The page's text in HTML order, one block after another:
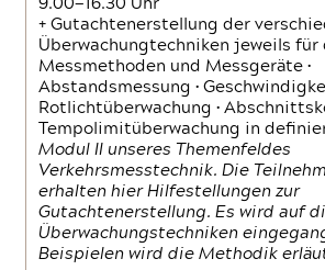
9.00—16.30 Uhr
+ Gutachtenerstellung der
Überwachungtechniken jeweils für
Messmethoden und Messgeräte •
Abstandsmessung •
Rotlichtüberwachung •
Tempolimitüberwachung in
Modul II unseres Themenfeldes
Verkehrsmesstechnik. Die
erhalten hier Hilfestellungen zur
Gutachtenerstellung. Es wird auf
Überwachungstechniken
Beispielen wird die Methodik